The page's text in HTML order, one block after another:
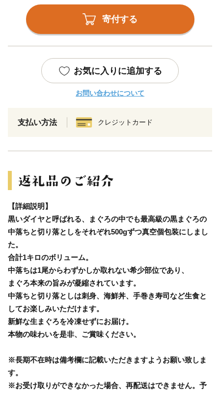
寄付する
お気に入りに追加する
お問い合わせについて
支払い方法 クレジットカード
【詳細説明】
黒いダイヤと呼ばれる、まぐろの中でも最高級の黒まぐろの
中落ちと切り落としをそれぞれ500gずつ真空個包装にしまし
た。
合計1キロのボリューム。
中落ちは1尾からわずかしか取れない希少部位であり、
まぐろ本来の旨みが凝縮されています。
中落ちと切り落としは刺身、海鮮丼、手巻き寿司など生食と
してお楽しみいただけます。
新鮮な生まぐろを冷凍せずにお届け。
本物の味わいを是非、ご賞味ください。
※長期不在時は備考欄に記載いただきますようお願い致しま
す。
※お受け取りができなかった場合、再配送はできません。予